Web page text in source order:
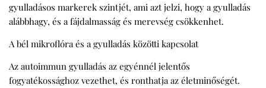
gyulladásos markerek szintjét, ami azt jelzi, hogy a gyulladás
alábbhagy, és a fájdalmasság és merevség csökkenhet.
A bél mikroflóra és a gyulladás közötti kapcsolat
Az autoimmun gyulladás az egyénnél jelentős
fogyatékossághoz vezethet, és ronthatja az életminőségét.